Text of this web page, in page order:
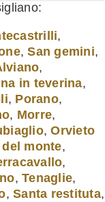
,
,San gemini,
,
in teverina,
, Porano,
, Morre,
,Orvieto
monte,
,
, Tenaglie,
, Santa restituta,